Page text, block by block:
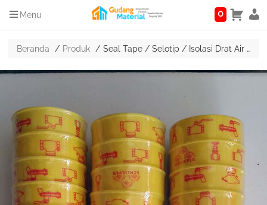
Menu 0
Beranda Produk Seal Tape / Selotip / Isolasi Drat Air Kualitas Bagus